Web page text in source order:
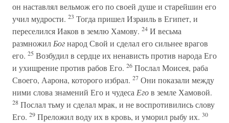
он наставлял вельмож его по своей душе и старейшин его
учил мудрости. 23 Тогда пришел Израиль в Египет, и
переселился Иаков в землю Хамову. 24 И весьма
размножил Богнарод Свой и сделал его сильнее врагов
его. 25 Возбудил в сердце их ненависть против народа Его
и ухищрение против рабов Его. 26 Послал Моисея, раба
Своего, Аарона, которого избрал. 27 Они показали между
ними слова знамений Его и чудеса Егов земле Хамовой.
28 Послал тьму и сделал мрак, и не воспротивились слову
Его. 29 Преложил воду их в кровь, и уморил рыбу их. 30